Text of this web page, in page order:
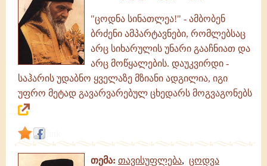
ნიკოლოზ
სერბი
(ველიმიროვიჩი)
"ცოდნა სინათლეა!" - ამბობენ
ბრძენი ამპარტავნები, რომლებსაც
არც სიხარულის უნარი გააჩნიათ და
არც მოწყალების. დაუკვირდი -
საჰარის უდაბნო ყველაზე მზიანი ადგილია, იგი
უფრო მეტად გავარვარებულ ცხედარს მოგვაგონებს
თემა: თავისუფლება, ცოდვა